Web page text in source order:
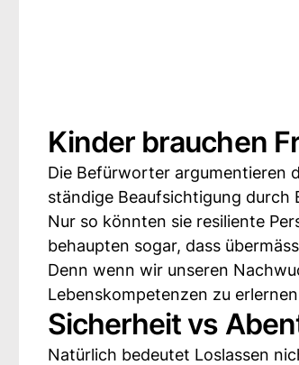
Kinder brauchen
Die Befürworter argumentieren
ständige Beaufsichtigung durch
Nur so könnten sie resiliente
behaupten sogar, dass
Denn wenn wir unseren
Lebenskompetenzen zu
Sicherheit vs
Natürlich bedeutet Loslassen